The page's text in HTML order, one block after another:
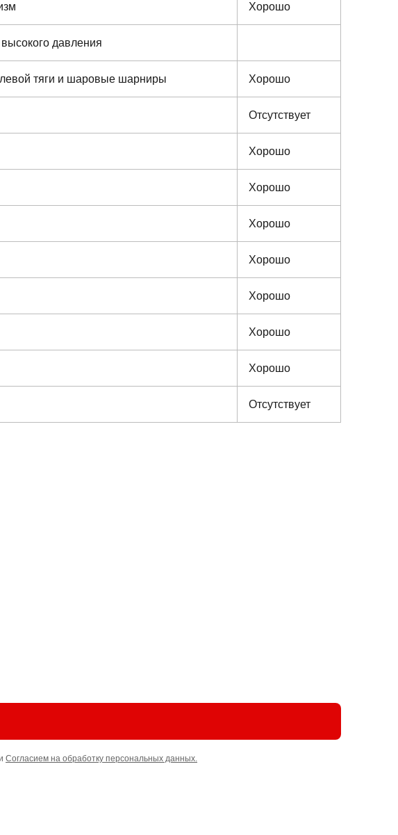
Хорошо
давления
тяги и шаровые шарниры Хорошо
Отсутствует
Хорошо
Хорошо
Хорошо
Хорошо
Хорошо
Хорошо
Хорошо
Отсутствует
Согласием на обработку персональных данных.